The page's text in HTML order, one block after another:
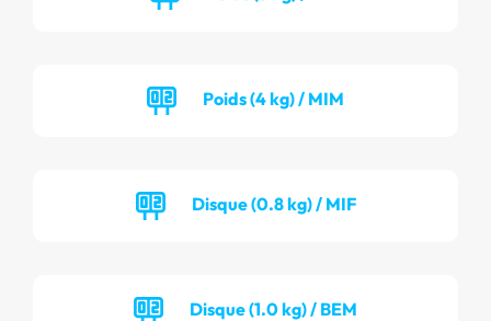
Poids (4 kg) / MIM
Disque (0.8 kg) / MIF
Disque (1.0 kg) / BEM